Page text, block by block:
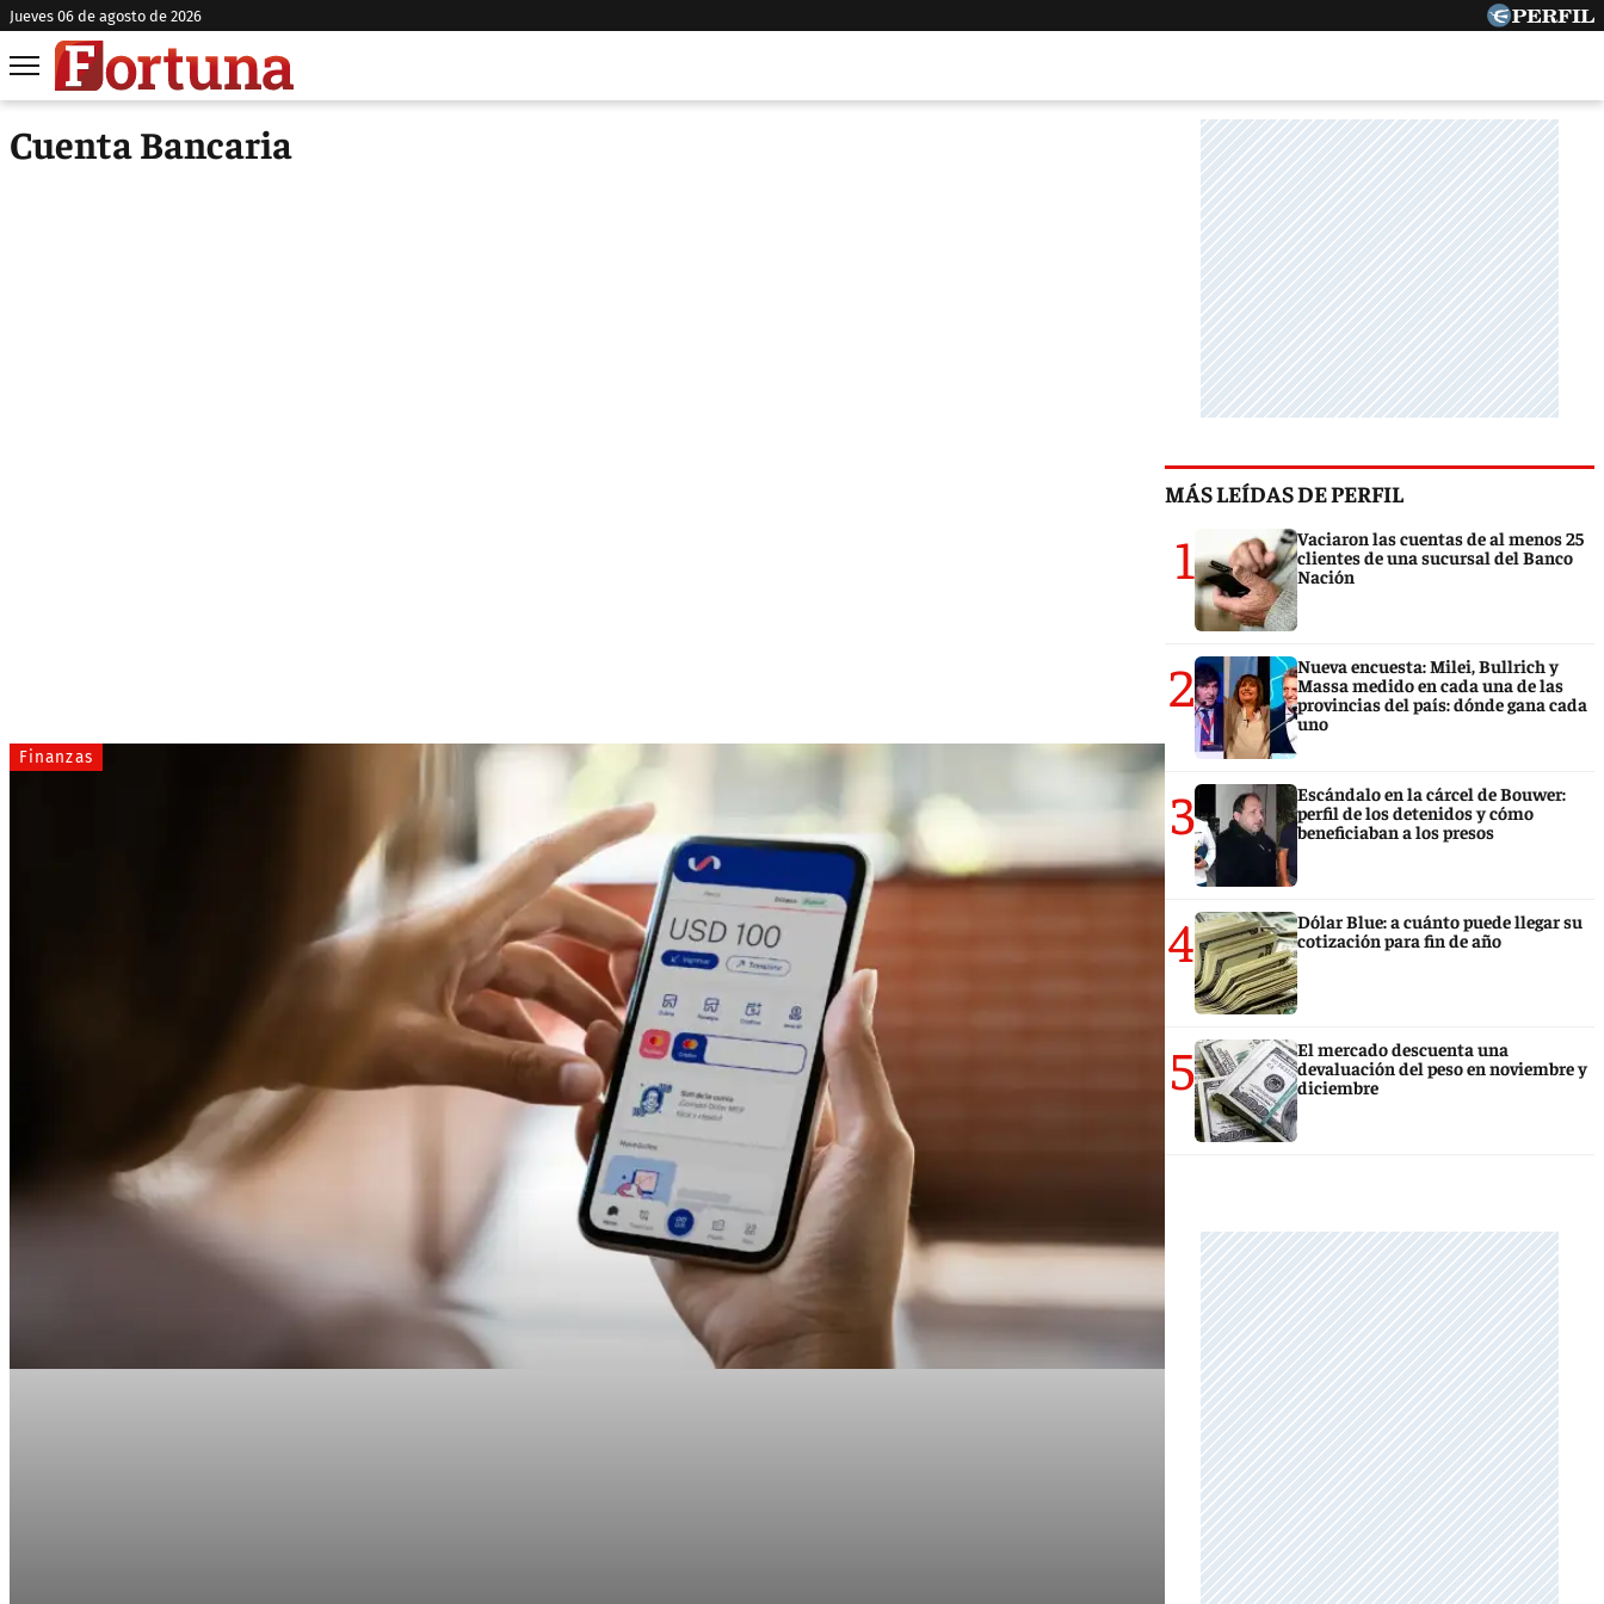
jueves 06 de agosto de 2026
Cuenta Bancaria
Finanzas
MÁS LEÍDAS DE PERFIL
1
Vaciaron las cuentas de al menos 25
clientes de una sucursal del Banco
Nación
2
Nueva encuesta: Milei, Bullrich y
Massa medido en cada una de las
provincias del país: dónde gana cada
uno
3
Escándalo en la cárcel de Bouwer:
perfil de los detenidos y cómo
beneficiaban a los presos
4
Dólar Blue: a cuánto puede llegar su
cotización para fin de año
5
El mercado descuenta una
devaluación del peso en noviembre y
diciembre